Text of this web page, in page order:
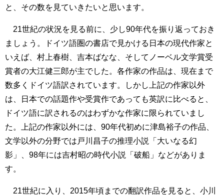
と、その数を見ていきたいと思います。
21世紀の状況を見る前に、少し90年代を振り返っておき
ましょう。ドイツ語圏の書店で見かける日本の現代作家と
いえば、村上春樹、吉本ばなな、そしてノーベル文学賞受
賞者の大江健三郎が主でした。各作家の作品は、現在まで
数多くドイツ語訳されています。しかし上記の作家以外
は、日本での話題作や受賞作であっても英訳に比べると、
ドイツ語に訳されるのはわずかな作家に限られていまし
た。上記の作家以外には、90年代初めに津島裕子の作品、
文学以外の分野では戸川昌子の推理小説「大いなる幻
影」、98年には吉村昭の時代小説「破船」などがありま
す。
21世紀に入り、2015年頃までの翻訳作品を見ると、小川